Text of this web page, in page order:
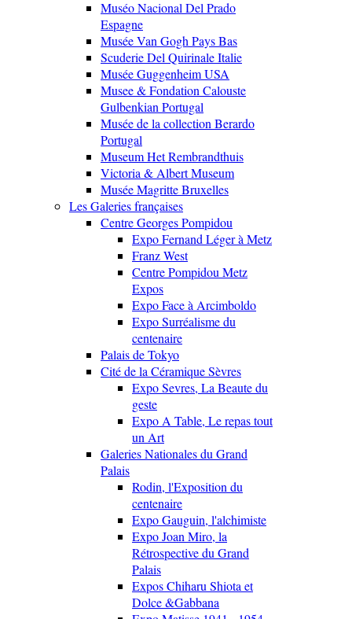
Muséo Nacional Del Prado
Espagne
Musée Van Gogh Pays Bas
Scuderie Del Quirinale Italie
Musée Guggenheim USA
Musee & Fondation Calouste
Gulbenkian Portugal
Musée de la collection Berardo
Portugal
Museum Het Rembrandthuis
Victoria & Albert Museum
Musée Magritte Bruxelles
Les Galeries françaises
Centre Georges Pompidou
Expo Fernand Léger à Metz
Franz West
Centre Pompidou Metz
Expos
Expo Face à Arcimboldo
Expo Surréalisme du
centenaire
Palais de Tokyo
Cité de la Céramique Sèvres
Expo Sevres, La Beaute du
geste
Expo A Table, Le repas tout
un Art
Galeries Nationales du Grand
Palais
Rodin, l'Exposition du
centenaire
Expo Gauguin, l'alchimiste
Expo Joan Miro, la
Rétrospective du Grand
Palais
Expos Chiharu Shiota et
Dolce &Gabbana